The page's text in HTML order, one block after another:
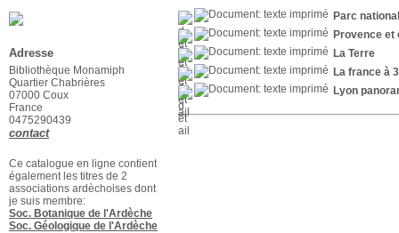
Parc
Provence et
La Terre
La france à
Lyon
Adresse
Bibliothèque Monamiph
Quartier Chabrières
07000 Coux
France
0475290439
contact
Ce catalogue en ligne contient
également les titres de 2
associations ardèchoises dont
je suis membre:
Soc. Botanique de l'Ardèche
Soc. Géologique de l'Ardèche